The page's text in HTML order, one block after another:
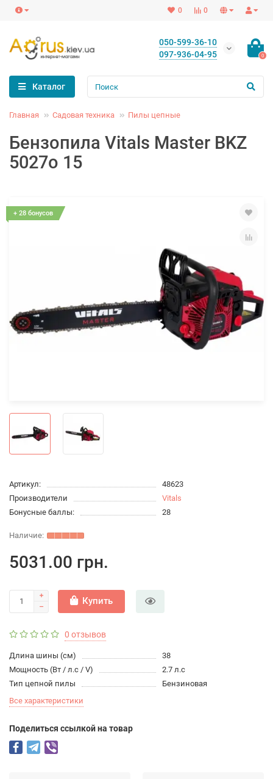
0
0
050-599-36-10
097-936-04-95
0
Каталог
Главная Садовая техника Пилы цепные
Бензопила Vitals Master BKZ
5027o 15
+ 28 бонусов
Артикул:
48623
Производители
Vitals
Бонусные баллы:
28
5031.00 грн.
Купить
0 отзывов
Длина шины (см)
38
Мощность (Вт / л.с / V)
2.7 л.с
Тип цепной пилы
Бензиновая
Все характеристики
Поделиться ссылкой на товар